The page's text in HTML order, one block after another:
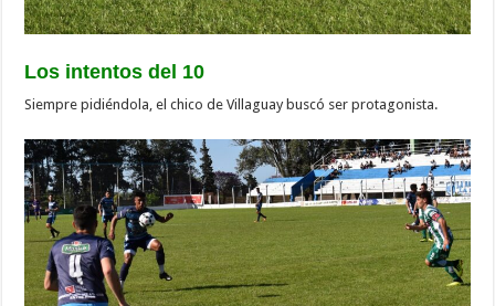
Los intentos del 10
Siempre pidiéndola, el chico de Villaguay buscó ser protagonista.